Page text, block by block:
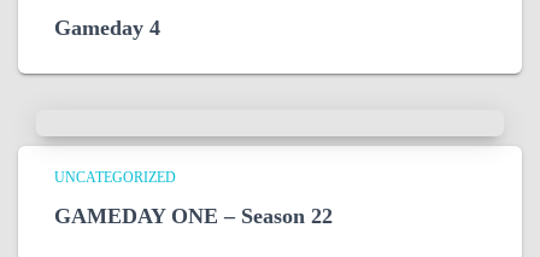
Gameday 4
UNCATEGORIZED
GAMEDAY ONE – Season 22